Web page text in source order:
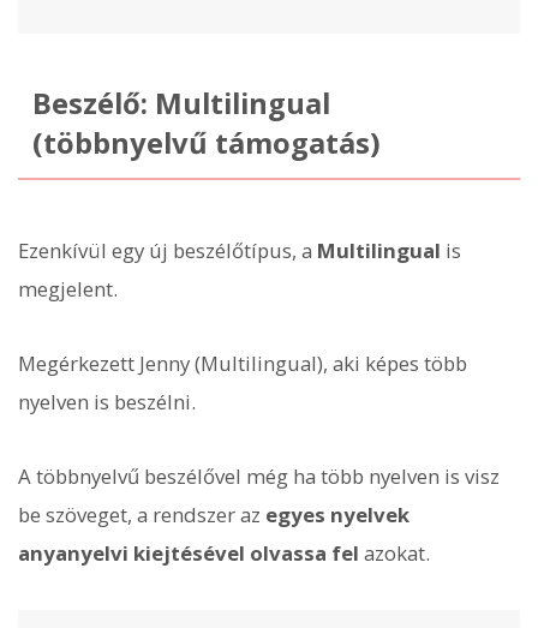
Beszélő: Multilingual
(többnyelvű támogatás)
Ezenkívül egy új beszélőtípus, a Multilingual is
megjelent.
Megérkezett Jenny (Multilingual), aki képes több
nyelven is beszélni.
A többnyelvű beszélővel még ha több nyelven is visz
be szöveget, a rendszer az egyes nyelvek
anyanyelvi kiejtésével olvassa fel azokat.